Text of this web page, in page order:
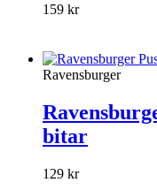
159 kr
Ravensburger
bitar
129 kr